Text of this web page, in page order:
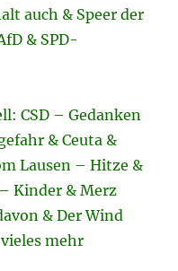
auch & Speer der
& SPD-
CSD – Gedanken
& Ceuta &
Lausen – Hitze &
Kinder & Merz
& Der Wind
mehr